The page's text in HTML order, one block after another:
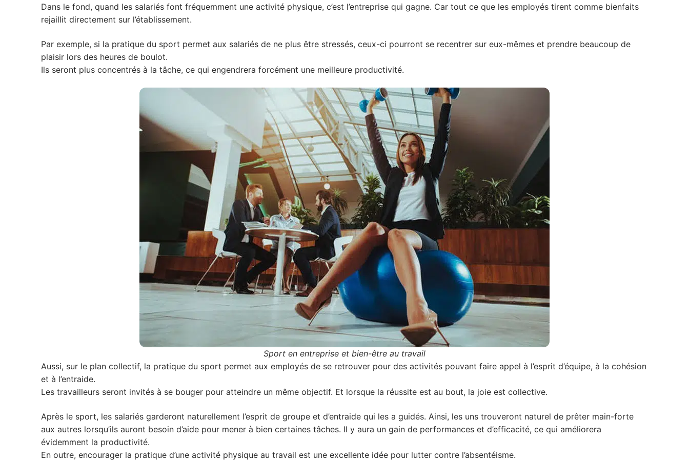
Dans le fond, quand les salariés font fréquemment une activité physique, c’est l’entreprise qui gagne. Car tout ce que les employés tirent comme bienfaits
rejaillit directement sur l’établissement.
Par exemple, si la pratique du sport permet aux salariés de ne plus être stressés, ceux-ci pourront se recentrer sur eux-mêmes et prendre beaucoup de
plaisir lors des heures de boulot.
Ils seront plus concentrés à la tâche, ce qui engendrera forcément une meilleure productivité.
Sport en entreprise et bien-être au travail
Aussi, sur le plan collectif, la pratique du sport permet aux employés de se retrouver pour des activités pouvant faire appel à l’esprit d’équipe, à la cohésion
et à l’entraide.
Les travailleurs seront invités à se bouger pour atteindre un même objectif. Et lorsque la réussite est au bout, la joie est collective.
Après le sport, les salariés garderont naturellement l’esprit de groupe et d’entraide qui les a guidés. Ainsi, les uns trouveront naturel de prêter main-forte
aux autres lorsqu’ils auront besoin d’aide pour mener à bien certaines tâches. Il y aura un gain de performances et d’efficacité, ce qui améliorera
évidemment la productivité.
En outre, encourager la pratique d’une activité physique au travail est une excellente idée pour lutter contre l’absentéisme.